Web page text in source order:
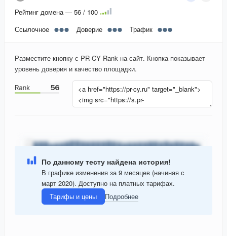
Рейтинг домена — 56 / 100
Ссылочное
Доверие Трафик
Разместите кнопку с PR-CY Rank на сайт. Кнопка показывает
уровень доверия и качество площадки.
По данному тесту найдена история!
В графике изменения за 9 месяцев (начиная с
март 2020). Доступно на платных тарифах.
Тарифы и цены
Подробнее